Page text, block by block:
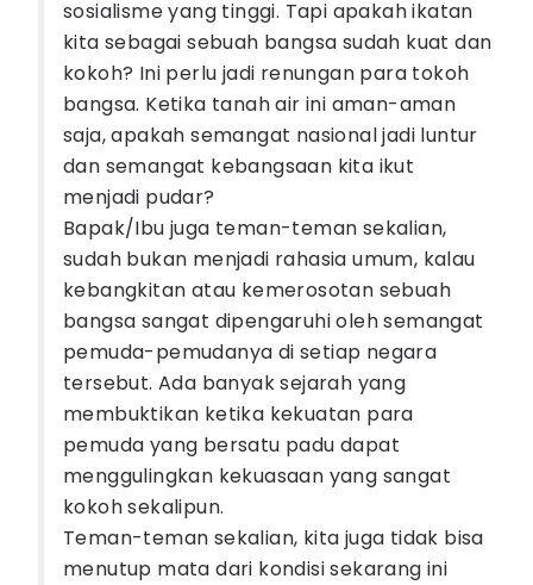
sosialisme yang tinggi. Tapi apakah ikatan
kita sebagai sebuah bangsa sudah kuat dan
kokoh? Ini perlu jadi renungan para tokoh
bangsa. Ketika tanah air ini aman-aman
saja, apakah semangat nasional jadi luntur
dan semangat kebangsaan kita ikut
menjadi pudar?
Bapak/Ibu juga teman-teman sekalian,
sudah bukan menjadi rahasia umum, kalau
kebangkitan atau kemerosotan sebuah
bangsa sangat dipengaruhi oleh semangat
pemuda-pemudanya di setiap negara
tersebut. Ada banyak sejarah yang
membuktikan ketika kekuatan para
pemuda yang bersatu padu dapat
menggulingkan kekuasaan yang sangat
kokoh sekalipun.
Teman-teman sekalian, kita juga tidak bisa
menutup mata dari kondisi sekarang ini